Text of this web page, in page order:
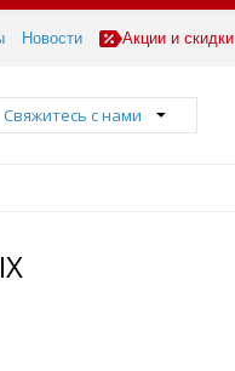
Новости Акции и скидки
Свяжитесь с нами